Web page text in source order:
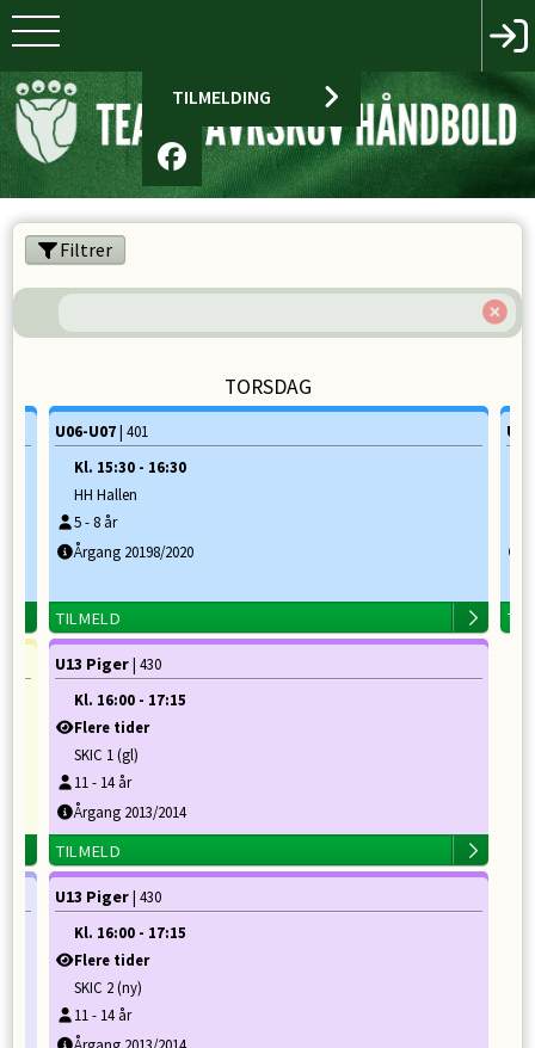
TILMELDING
Filtrer
TORSDAG
U06-U07 | 401
Kl. 15:30 - 16:30
HH Hallen
5-8 år
Årgang 20198/2020
TILMELD
U13 Piger | 430
Kl. 16:00 - 17:15
Flere tider
SKIC 1 (gl)
11 - 14 år
Årgang 2013/2014
TILMELD
U13 Piger | 430
Kl. 16:00 - 17:15
Flere tider
SKIC 2 (ny)
11 - 14 år